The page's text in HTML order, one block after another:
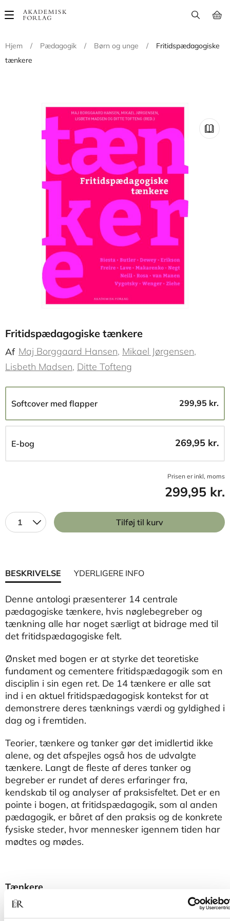
Main
Hjem
/ Pædagogik / Børn og unge /
Fritidspædagogiske
tænkere
Fritidspædagogiske tænkere
Af Maj Borggaard Hansen Mikael Jørgensen
Lisbeth Madsen Ditte Tofteng
Softcover med flapper 299,95 kr.
E-bog 269,95 kr.
Prisen er inkl, moms
299,95 kr.
1 Tilføj til kurv
BESKRIVELSE YDERLIGERE INFO
Denne antologi præsenterer 14 centrale
pædagogiske tænkere, hvis nøglebegreber og
tænkning alle har noget særligt at bidrage med til
det fritidspædagogiske felt.
Ønsket med bogen er at styrke det teoretiske
fundament og cementere fritidspædagogik som en
disciplin i sin egen ret. De 14 tænkere er alle sat
ind i en aktuel fritidspædagogisk kontekst for at
demonstrere deres tænknings værdi og gyldighed i
dag og i fremtiden.
Teorier, tænkere og tanker gør det imidlertid ikke
alene, og det afspejles også hos de udvalgte
tænkere. Langt de fleste af deres tanker og
begreber er rundet af deres erfaringer fra,
kendskab til og analyser af praksisfeltet. Det er en
pointe i bogen, at fritidspædagogik, som al anden
pædagogik, er båret af den praksis og de konkrete
fysiske steder, hvor mennesker igennem tiden har
mødtes og mødes.
Tænkere
John Dewey (1859-1952)